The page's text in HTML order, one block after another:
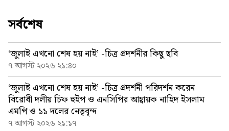
সর্বশেষ
‘জুলাই এখনো শেষ হয় নাই’ -চিত্র প্রদর্শনীর কিছু ছবি
৭ আগস্ট ২০২৬ ২১:৪০
‘জুলাই এখনো শেষ হয় নাই’ -চিত্র প্রদর্শনী পরিদর্শন করেন
বিরোধী দলীয় চিফ হুইপ ও এনসিপির আহ্বায়ক নাহিদ ইসলাম
এমপি ও ১১ দলের নেতৃবৃন্দ
৭ আগস্ট ২০২৬ ২১:১৭